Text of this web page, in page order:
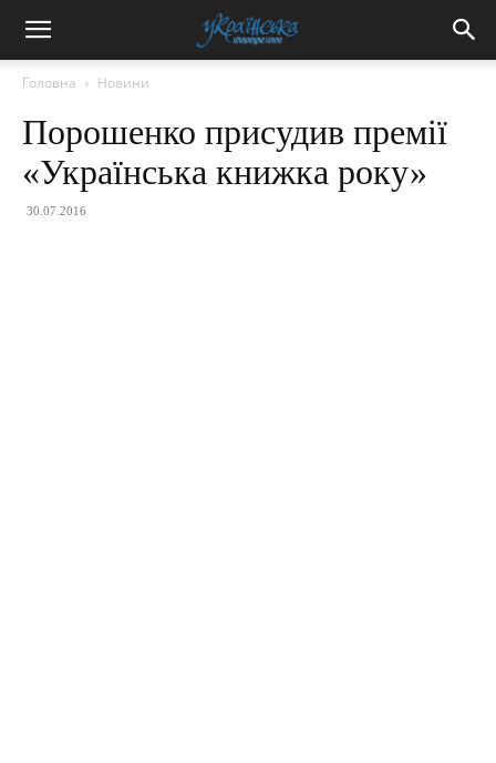
Головна Новини
Порошенко присудив премії
«Українська книжка року»
30.07.2016